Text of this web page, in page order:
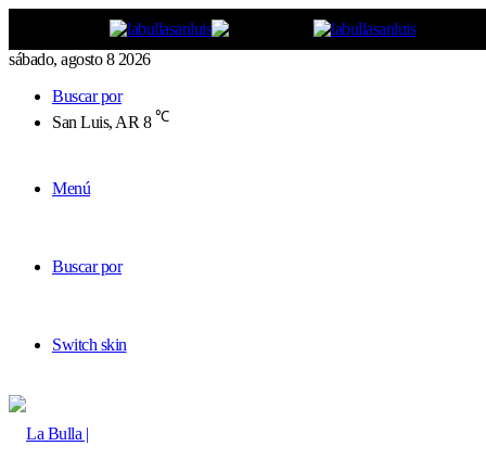
sábado, agosto 8 2026
Buscar por
San Luis, AR 8 ℃
Menú
Buscar por
Switch skin